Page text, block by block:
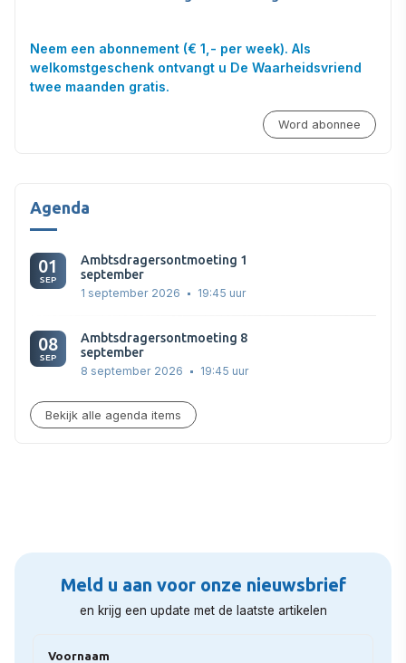
Neem een abonnement (€ 1,- per week). Als
welkomstgeschenk ontvangt u De Waarheidsvriend
twee maanden gratis.
Word abonnee
Agenda
01
SEP
Ambtsdragersontmoeting 1
september
1 september 2026 19:45 uur
08
SEP
Ambtsdragersontmoeting 8
september
8 september 2026 19:45 uur
Bekijk alle agenda items
Meld u aan voor onze nieuwsbrief
en krijg een update met de laatste artikelen
Voornaam